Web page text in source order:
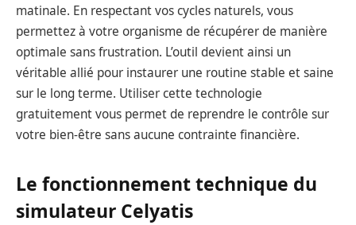
matinale. En respectant vos cycles naturels, vous
permettez à votre organisme de récupérer de manière
optimale sans frustration. L’outil devient ainsi un
véritable allié pour instaurer une routine stable et saine
sur le long terme. Utiliser cette technologie
gratuitement vous permet de reprendre le contrôle sur
votre bien-être sans aucune contrainte financière.
Le fonctionnement technique du
simulateur Celyatis